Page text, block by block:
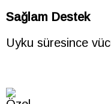
Sağlam Destek
Uyku süresince